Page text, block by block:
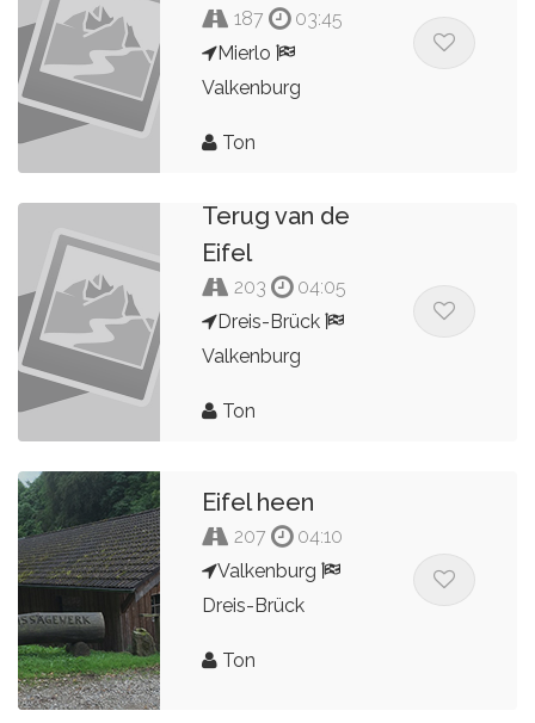
187
03:45
Mierlo
Valkenburg
Ton
Terug van de
Eifel
203
04:05
Dreis-Brück
Valkenburg
Ton
Eifel heen
207
04:10
Valkenburg
Dreis-Brück
Ton